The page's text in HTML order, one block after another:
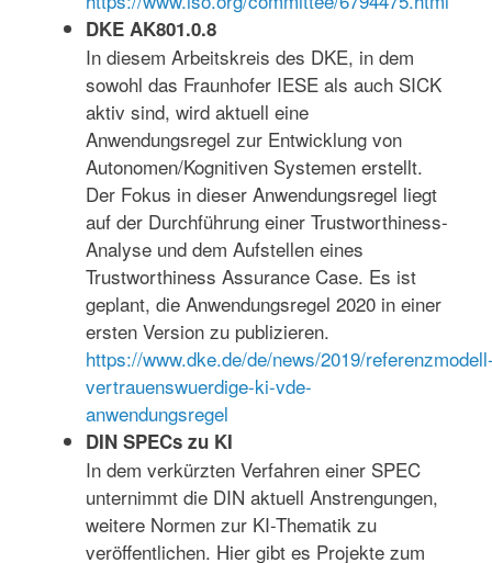
DKE AK801.0.8
In diesem Arbeitskreis des DKE, in dem
sowohl das Fraunhofer IESE als auch SICK
aktiv sind, wird aktuell eine
Anwendungsregel zur Entwicklung von
Autonomen/Kognitiven Systemen erstellt.
Der Fokus in dieser Anwendungsregel liegt
auf der Durchführung einer Trustworthiness-
Analyse und dem Aufstellen eines
Trustworthiness Assurance Case. Es ist
geplant, die Anwendungsregel 2020 in einer
ersten Version zu publizieren.
https://www.dke.de/de/news/2019/
vertrauenswuerdige-ki-vde-
anwendungsregel
DIN SPECs zu KI
In dem verkürzten Verfahren einer SPEC
unternimmt die DIN aktuell Anstrengungen,
weitere Normen zur KI-Thematik zu
veröffentlichen. Hier gibt es Projekte zum